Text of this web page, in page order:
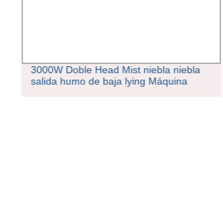
3000W Doble Head Mist niebla niebla
salida humo de baja lying Máquina